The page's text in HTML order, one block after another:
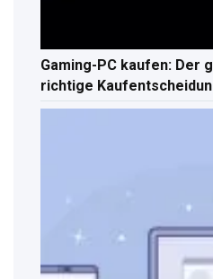
Gaming-PC kaufen: Der
richtige